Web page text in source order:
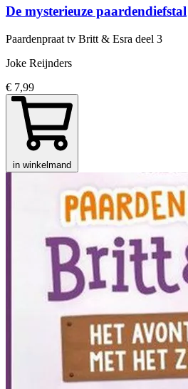
De mysterieuze paardendiefstal
Paardenpraat tv Britt & Esra deel 3
Joke Reijnders
€ 7,99
in winkelmand